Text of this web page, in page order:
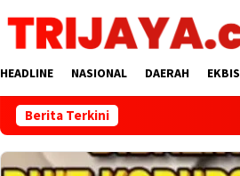
HEADLINE NASIONAL DAERAH EKBIS
Berita Terkini